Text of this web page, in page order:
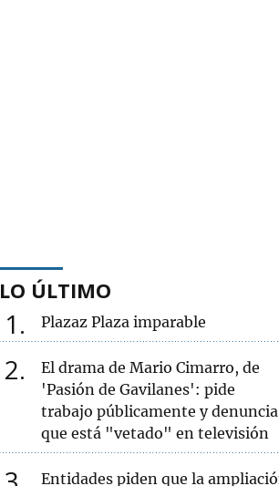
LO ÚLTIMO
1 Plazaz Plaza imparable
2
El drama de Mario Cimarro, de
'Pasión de Gavilanes': pide
trabajo públicamente y denuncia
que está "vetado" en televisión
Entidades piden que la